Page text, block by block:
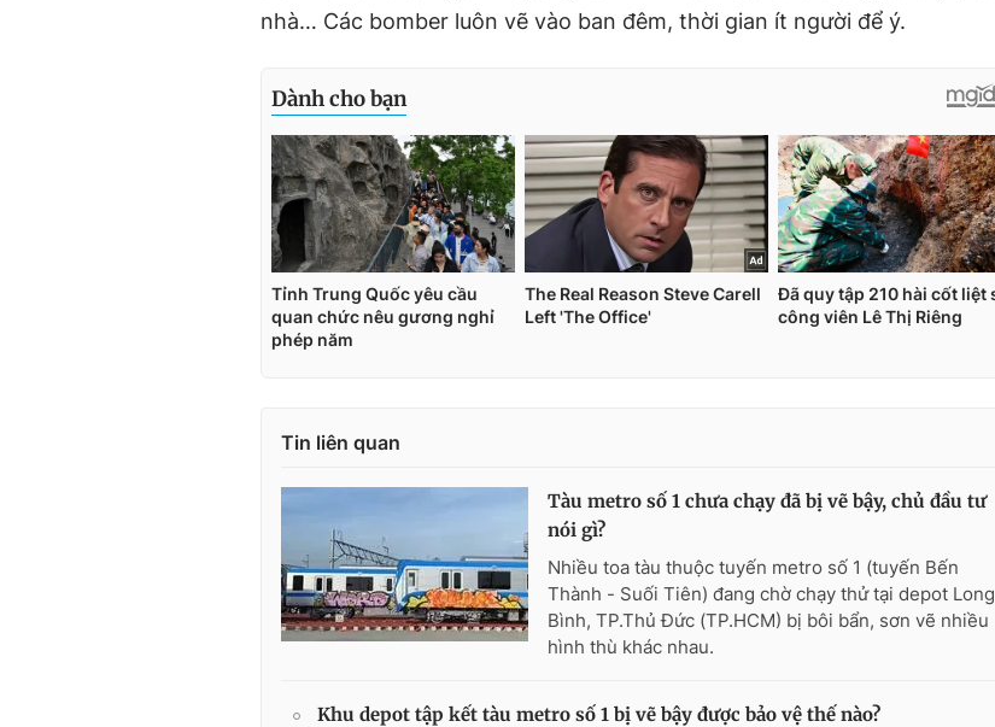
nhà… Các bomber luôn vẽ vào ban đêm, thời gian ít người để ý.
Tin liên quan
Tàu metro số 1 chưa chạy đã bị vẽ bậy, chủ đầu tư
nói gì?
Nhiều toa tàu thuộc tuyến metro số 1 (tuyến Bến
Thành - Suối Tiên) đang chờ chạy thử tại depot Long
Bình, TP.Thủ Đức (TP.HCM) bị bôi bẩn, sơn vẽ nhiều
hình thù khác nhau.
Khu depot tập kết tàu metro số 1 bị vẽ bậy được bảo vệ thế nào?